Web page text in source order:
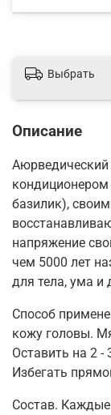
Выбрать
Описание
базилик),
напряжение
чем 5000 лет
для тела, ума и
Способ
кожу головы.
Оставить на 2
Избегать
Состав.